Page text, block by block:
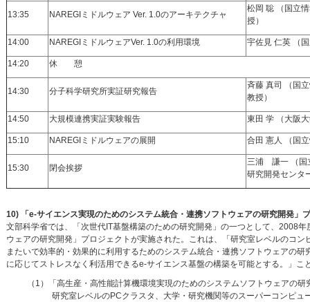
13:35 NAREGIミドルウェア Ver. 1.0のアーキテクチャ
松岡 聡 （国立
授）
14:00 NAREGIミドルウェアVer. 1.0の利用環境 宇佐見 仁英 （
14:20 休 憩
14:30 分子科学研究所実証研究報告
斉藤 真司 （国
教授）
14:50 大規模連携実証実験報告 東田 学 （大阪
15:10 NAREGIミドルウェアの展開 合田 憲人 （国
15:30 閉会挨拶
三浦 謙一 （国
研究開発センタ
10) 「e-サイエンス実現のためのシステム統合・連携ソフトウェアの研究開発」
文部科学省では、「次世代IT基盤構築のための研究開発」の一つとして、2008
ウェアの研究開発」プロジェクトが実施された。これは、「研究室レベルのコ
またいで効率的・効果的に利用するためのシステム統合・連携ソフトウェアの
に応じてストレスなく利活用できるe-サイエンス基盤の構築を可能とする。」
（1）「高生産・高性能計算機環境実現のためのシステムソフトウェアの研
研究室レベルのPCクラスタ、大学・研究機関等のスーパーコンピュー